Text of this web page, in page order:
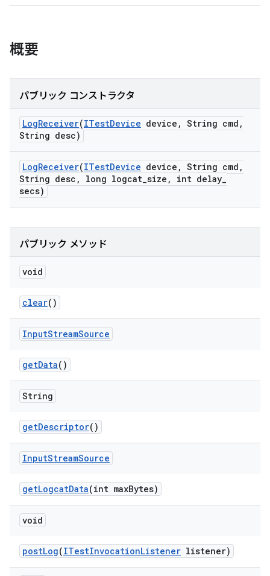
概要
パブリック コンストラクタ
LogReceiver(ITestDevice device , String cmd ,
String desc)
LogReceiver(ITestDevice device , String cmd ,
String desc , long logcat_size , int delay_
secs)
パブリック メソッド
void
clear()
InputStreamSource
getData()
String
getDescriptor()
InputStreamSource
getLogcatData(int maxBytes)
void
postLog(ITestInvocationListener listener)